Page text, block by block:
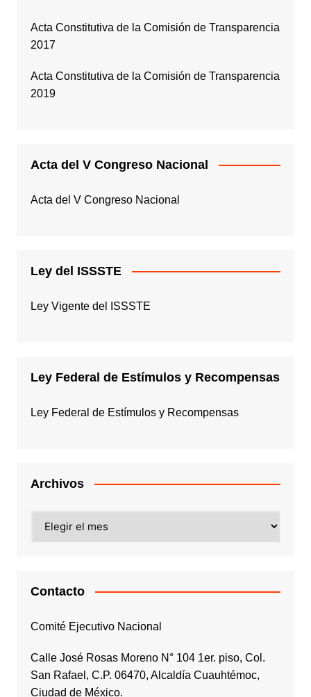
Acta Constitutiva de la Comisión de Transparencia
2017
Acta Constitutiva de la Comisión de Transparencia
2019
Acta del V Congreso Nacional
Acta del V Congreso Nacional
Ley del ISSSTE
Ley Vigente del ISSSTE
Ley Federal de Estímulos y Recompensas
Ley Federal de Estímulos y Recompensas
Archivos
Contacto
Comité Ejecutivo Nacional
Calle José Rosas Moreno N° 104 1er. piso, Col.
San Rafael, C.P. 06470, Alcaldía Cuauhtémoc,
Ciudad de México.